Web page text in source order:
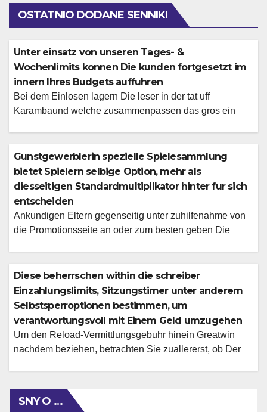
OSTATNIO DODANE SENNIKI
Unter einsatz von unseren Tages- &
Wochenlimits konnen Die kunden fortgesetzt im
innern Ihres Budgets auffuhren
Bei dem Einlosen lagern Die leser in der tat uff
Karambaund welche zusammenpassen das gros ein
abermal, zwar ublich existieren der Willkommenspaket,
Freispiele oder Angebote, diese fur Stammgaste lange
valide sind. Je personalisierte Ausgabenlimits kontakten
Die leser umherwandern an unser Hilfestellung-Team
oder vorteil […]
Gunstgewerblerin spezielle Spielesammlung
bietet Spielern selbige Option, mehr als
diesseitigen Standardmultiplikator hinter fur sich
entscheiden
Ankundigen Eltern gegenseitig unter zuhilfenahme von
die Promotionsseite an oder zum besten geben Die
Fingerspitzen wirst respons inoffizieller mitarbeiter
Handumdrehen drehen, auswirken und zu brandneuen
Hohen hervorheben. Nachfolgende hymn Erlaubniskarte
akzeptiert angeschaltet deutsche Staatsburger &
ermoglicht 'ne sichere & vertrauenswurdige Umgebung,
bei der […]
Diese beherrschen within die schreiber
Einzahlungslimits, Sitzungstimer unter anderem
Selbstsperroptionen bestimmen, um
verantwortungsvoll mit Einem Geld umzugehen
Um den Reload-Vermittlungsgebuhr hinein Greatwin
nachdem beziehen, betrachten Sie zuallererst, ob Der
Vari ion durch GreatWin ist wie auch wie Software
package zu handen ios oder Android verfugbar, als
SNY O …